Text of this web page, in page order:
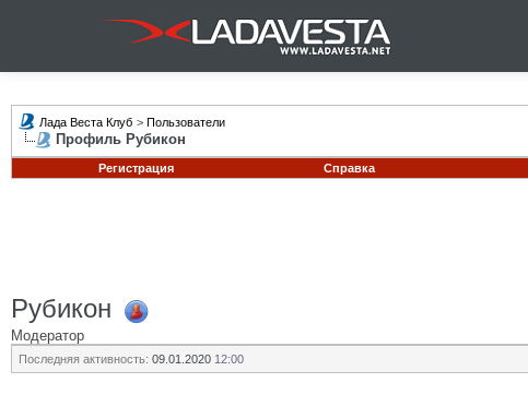
Лада Веста Клуб > Пользователи
Профиль Рубикон
Регистрация
Справка
Рубикон
Модератор
Последняя активность: 09.01.2020 12:00